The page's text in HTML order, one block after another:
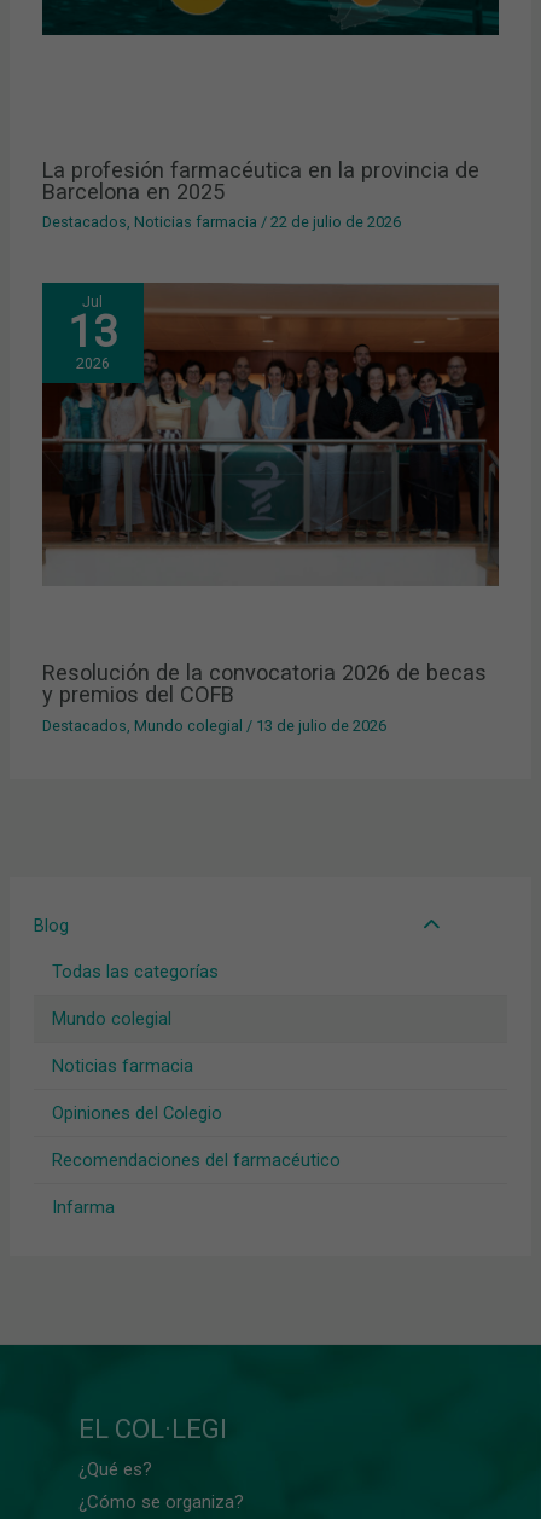
Blog
Todas las categorías
Mundo colegial
Noticias farmacia
Opiniones del Colegio
Recomendaciones del farmacéutico
Infarma
La profesión farmacéutica en la provincia de
Barcelona en 2025
Destacados, Noticias farmacia /22 de julio de 2026
Jul
13
2026
Resolución de la convocatoria 2026 de becas
y premios del COFB
Destacados Mundo colegial / 13 de julio de 2026
EL COL·LEGI
¿Qué es?
¿Cómo se organiza?